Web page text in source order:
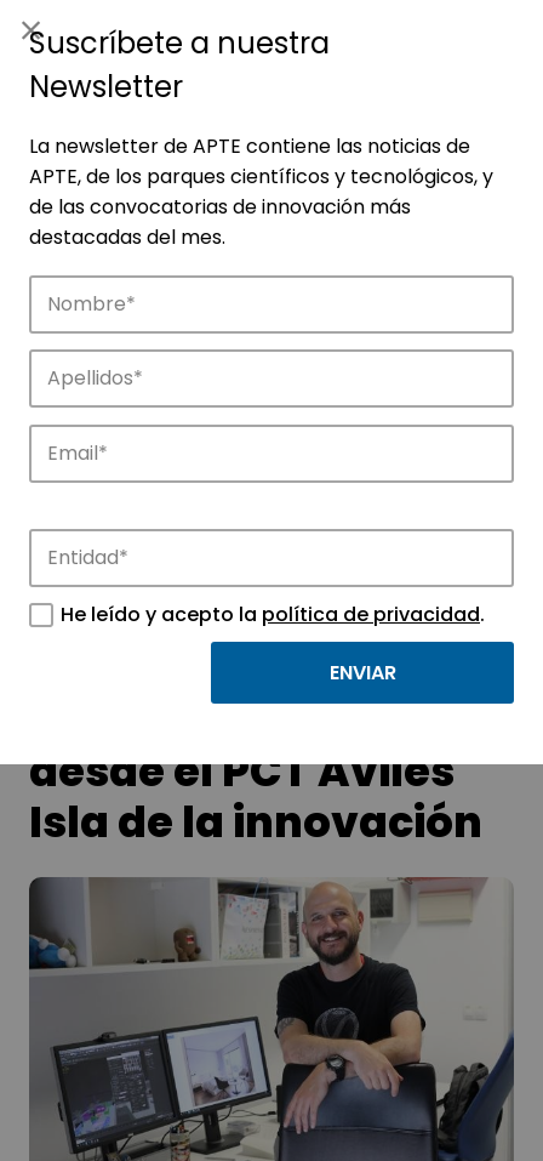
Noticias
Conoce las noticias más destacadas de
tecnológicos.
arquitectónica en 3D
desde el PCT Avilés
Isla de la innovación
Suscríbete a nuestra
Newsletter
La newsletter de APTE contiene las noticias de
APTE, de los parques científicos y tecnológicos, y
de las convocatorias de innovación más
destacadas del mes.
He leído y acepto la política de privacidad.